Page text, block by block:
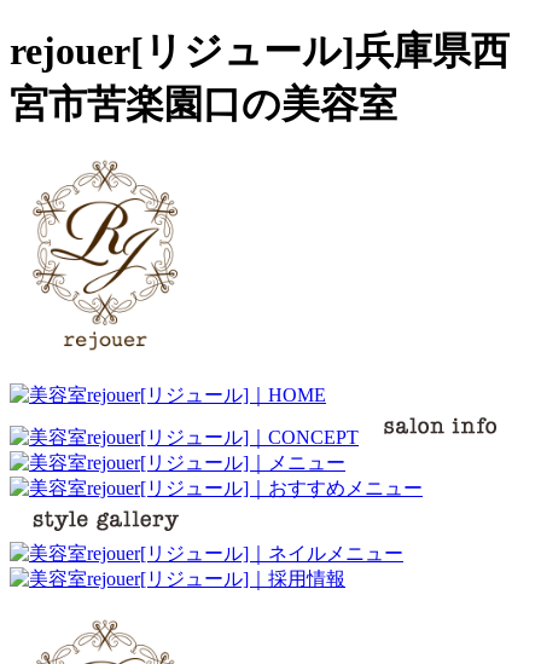
rejouer[リジュール]兵庫県西
宮市苦楽園口の美容室